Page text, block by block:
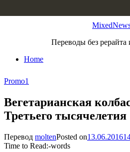
Переводы без рерайта
Home
Promo1
Вегетарианская
Третьего тысячелетия
Перевод moltenPosted on13.06.2016
Time to Read:-words